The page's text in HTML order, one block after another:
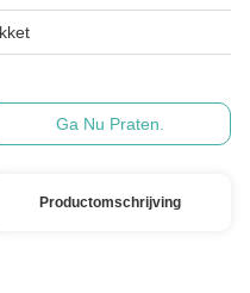
Ga Nu Praten.
Productomschrijving